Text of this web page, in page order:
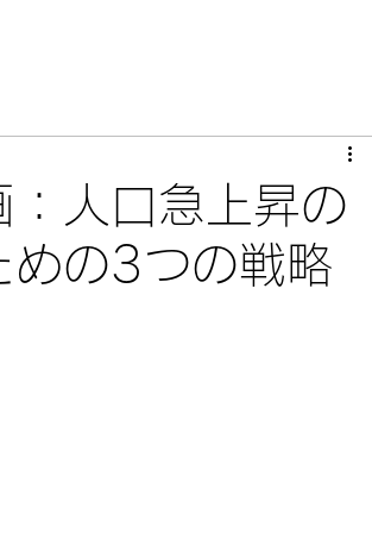
人口急上昇の
めの3つの戦略